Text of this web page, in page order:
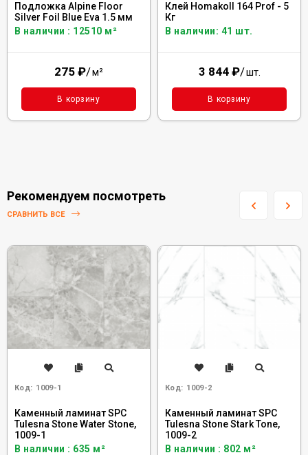
Подложка Alpine Floor
Silver Foil Blue Eva 1.5 мм
В наличии : 12510 м²
275 ₽/м²
В корзину
Клей Homakoll 164 Prof - 5
Кг
В наличии: 41 шт.
3 844 ₽/шт.
В корзину
Рекомендуем посмотреть
СРАВНИТЬ ВСЕ
Код: 1009-1
Каменный ламинат SPC
Tulesna Stone Water Stone,
1009-1
В наличии : 635 м²
Код: 1009-2
Каменный ламинат SPC
Tulesna Stone Stark Tone,
1009-2
В наличии : 802 м²